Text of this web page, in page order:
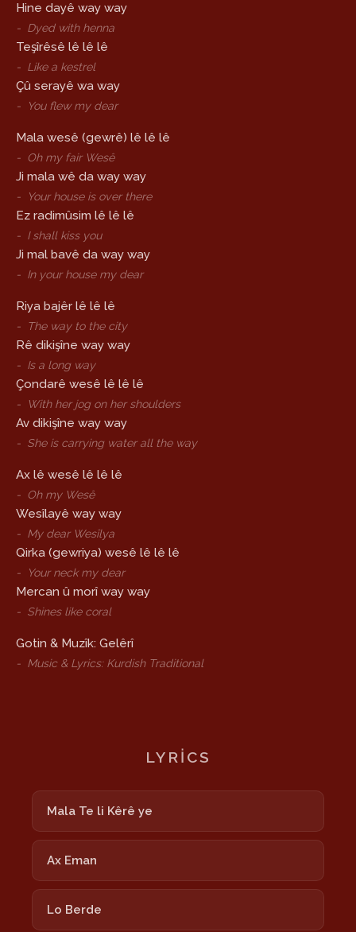
Hine dayê way way
- Dyed with henna
Teşîrêsê lê lê lê
- Like a kestrel
Çû serayê wa way
- You flew my dear
Mala wesê (gewrê) lê lê lê
- Oh my fair Wesê
Ji mala wê da way way
- Your house is over there
Ez radimûsim lê lê lê
- I shall kiss you
Ji mal bavê da way way
- In your house my dear
Riya bajêr lê lê lê
- The way to the city
Rê dikişîne way way
- Is a long way
Çondarê wesê lê lê lê
- With her jog on her shoulders
Av dikişîne way way
- She is carrying water all the way
Ax lê wesê lê lê lê
- Oh my Wesê
Wesîlayê way way
- My dear Wesîlya
Qirka (gewriya) wesê lê lê lê
- Your neck my dear
Mercan û morî way way
- Shines like coral
Gotin & Muzîk: Gelêrî
- Music & Lyrics: Kurdish Traditional
LYRICS
Mala Te li Kêrê ye
Ax Eman
Lo Berde